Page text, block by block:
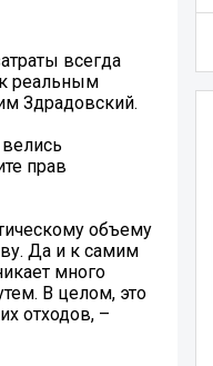
всегда
реальным
Здрадовский.
прав
объему
Да и к самим
много
В целом, это
отходов, –